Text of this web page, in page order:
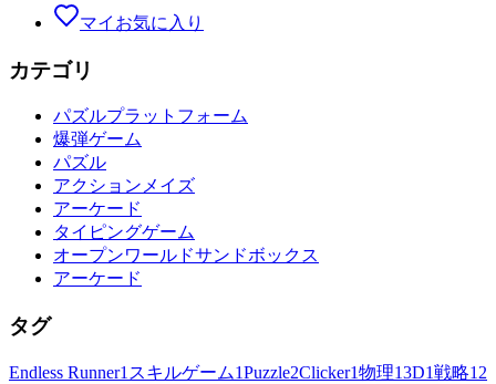
マイお気に入り
カテゴリ
パズルプラットフォーム
爆弾ゲーム
パズル
アクションメイズ
アーケード
タイピングゲーム
オープンワールドサンドボックス
アーケード
タグ
Endless Runner1 スキルゲーム1Puzzle2Clicker1物理13D1戦略1 2